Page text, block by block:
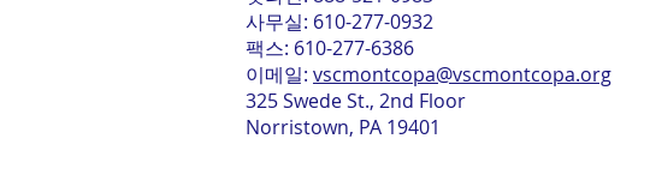
사무실: 610-277-0932
팩스: 610-277-6386
이메일: vscmontcopa@vscmontcopa.org
325 Swede St., 2nd Floor
Norristown, PA 19401